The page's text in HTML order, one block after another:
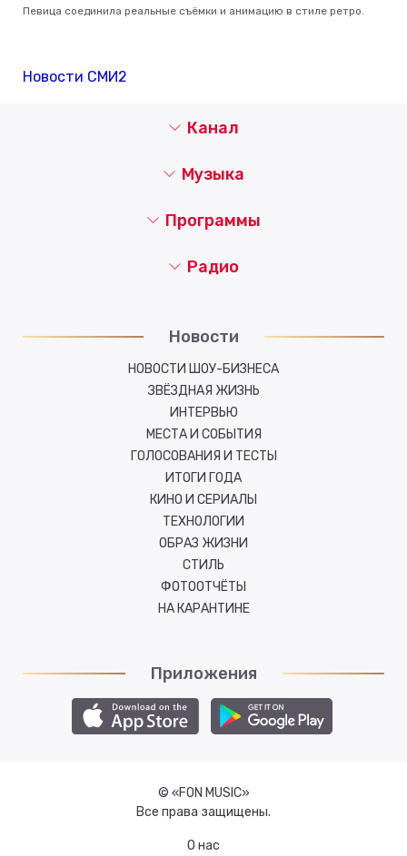
Певица соединила реальные съёмки и анимацию в стиле ретро.
Новости СМИ2
Канал
Музыка
Новости
НОВОСТИ ШОУ-БИЗНЕСА
ЗВЁЗДНАЯ ЖИЗНЬ
ИНТЕРВЬЮ
МЕСТА И СОБЫТИЯ
ГОЛОСОВАНИЯ И ТЕСТЫ
ИТОГИ ГОДА
КИНО И СЕРИАЛЫ
ТЕХНОЛОГИИ
ОБРАЗ ЖИЗНИ
СТИЛЬ
ФОТООТЧЁТЫ
НА КАРАНТИНЕ
Программы
Радио
Приложения
© «FON MUSIC»
Все права защищены.
О нас